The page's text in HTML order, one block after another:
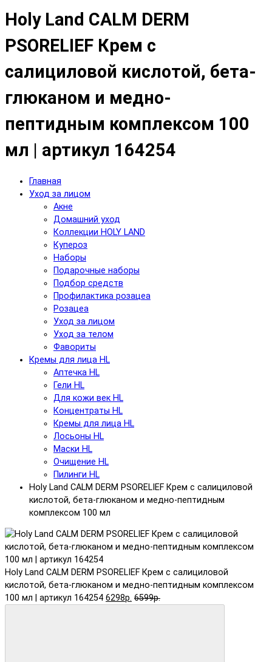
Holy Land CALM DERM
PSORELIEF Крем с
салициловой кислотой, бета-
глюканом и медно-
пептидным комплексом 100
мл | артикул 164254
Главная
Уход за лицом
Акне
Домашний уход
Коллекции HOLY LAND
Купероз
Наборы
Подарочные наборы
Подбор средств
Профилактика розацеа
Розацеа
Уход за лицом
Уход за телом
Фавориты
Кремы для лица HL
Аптечка HL
Гели HL
Для кожи век HL
Концентраты HL
Кремы для лица HL
Лосьоны HL
Маски HL
Очищение HL
Пилинги HL
Holy Land CALM DERM PSORELIEF Крем с салициловой
кислотой, бета-глюканом и медно-пептидным
комплексом 100 мл
Holy Land CALM DERM PSORELIEF Крем с салициловой
кислотой, бета-глюканом и медно-пептидным комплексом
100 мл | артикул 164254 6298р. 6599р.